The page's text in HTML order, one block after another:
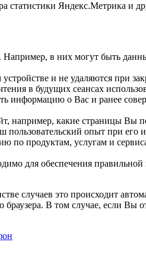
Яндекс.Метрика и
в них могут быть
и не удаляются при
в будущих сеансах
информацию о Вас и ранее
например, какие страницы Вы
опыт при
продуктам, услугам и
для обеспечения правильной
случаев это происходит
В том случае, если Вы